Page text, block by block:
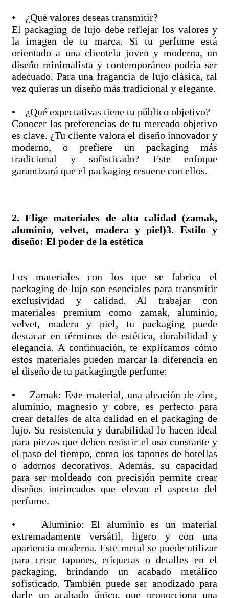
• ¿Qué valores deseas transmitir?
El packaging de lujo debe reflejar los valores y
la imagen de tu marca. Si tu perfume está
orientado a una clientela joven y moderna, un
diseño minimalista y contemporáneo podría ser
adecuado. Para una fragancia de lujo clásica, tal
vez quieras un diseño más tradicional y elegante.
• ¿Qué expectativas tiene tu público objetivo?
Conocer las preferencias de tu mercado objetivo
es clave. ¿Tu cliente valora el diseño innovador y
moderno, o prefiere un packaging más
tradicional y sofisticado? Este enfoque
garantizará que el packaging resuene con ellos.
2. Elige materiales de alta calidad (zamak,
aluminio, velvet, madera y piel)3. Estilo y
diseño: El poder de la estética
Los materiales con los que se fabrica el
packaging de lujo son esenciales para transmitir
exclusividad y calidad. Al trabajar con
materiales premium como zamak, aluminio,
velvet, madera y piel, tu packaging puede
destacar en términos de estética, durabilidad y
elegancia. A continuación, te explicamos cómo
estos materiales pueden marcar la diferencia en
el diseño de tu packagingde perfume:
• Zamak: Este material, una aleación de zinc,
aluminio, magnesio y cobre, es perfecto para
crear detalles de alta calidad en el packaging de
lujo. Su resistencia y durabilidad lo hacen ideal
para piezas que deben resistir el uso constante y
el paso del tiempo, como los tapones de botellas
o adornos decorativos. Además, su capacidad
para ser moldeado con precisión permite crear
diseños intrincados que elevan el aspecto del
perfume.
• Aluminio: El aluminio es un material
extremadamente versátil, ligero y con una
apariencia moderna. Este metal se puede utilizar
para crear tapones, etiquetas o detalles en el
packaging, brindando un acabado metálico
sofisticado. También puede ser anodizado para
darle un acabado único, que proporciona una